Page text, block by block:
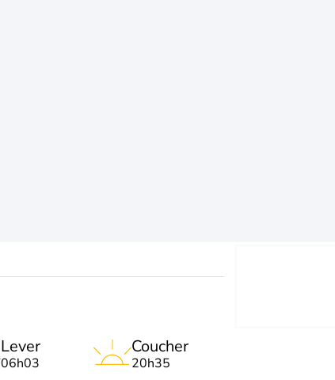
Lever
06h03
Coucher
20h35